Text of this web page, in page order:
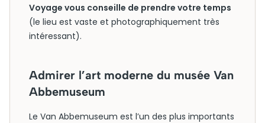
Voyage vous conseille de prendre votre temps
(le lieu est vaste et photographiquement très
intéressant).
Admirer l’art moderne du musée Van
Abbemuseum
Le Van Abbemuseum est l’un des plus importants